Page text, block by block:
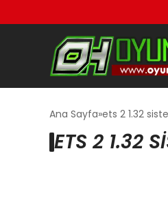
Ana Sayfa ets 2 1.32
ETS 2 1.32